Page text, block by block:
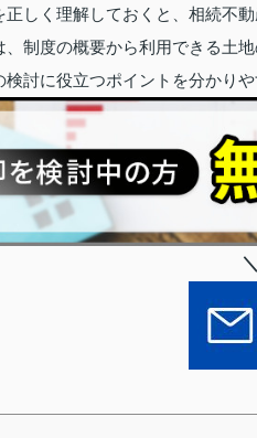
正しく理解しておくと、相続不
、制度の概要から利用できる土
検討に役立つポイントを分かりや